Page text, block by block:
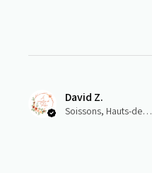
David Z.
Soissons, Hauts-de-France